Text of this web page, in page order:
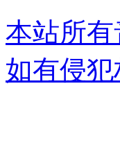
本站所
如有侵